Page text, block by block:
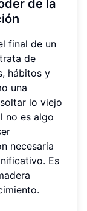
de la
final de un
de
hábitos y
una
lo viejo
no es algo
necesaria
Es